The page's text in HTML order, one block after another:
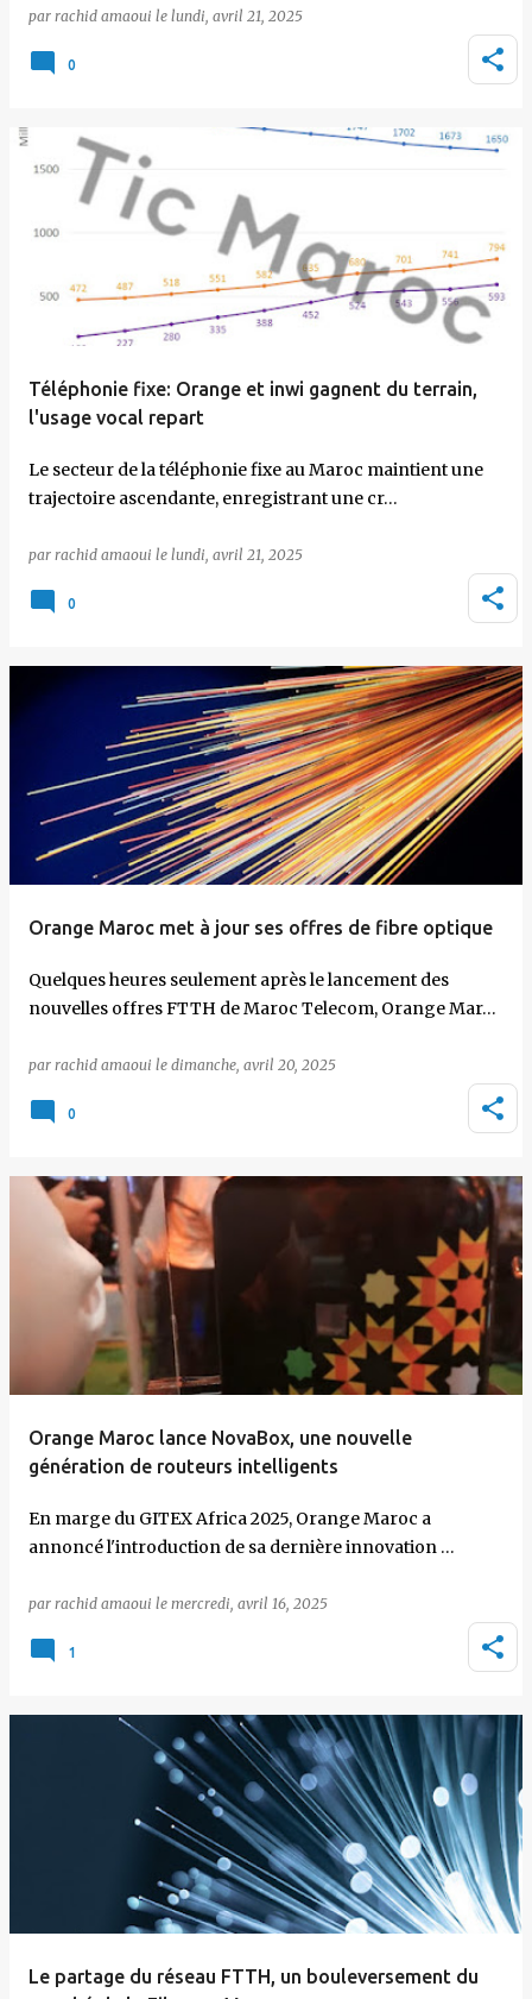
par rachid amaoui le lundi, avril 21, 2025
0
Téléphonie fixe: Orange et inwi gagnent du terrain,
l'usage vocal repart
Le secteur de la téléphonie fixe au Maroc maintient une
trajectoire ascendante, enregistrant une cr…
par rachid amaoui le lundi, avril 21, 2025
0
Orange Maroc met à jour ses offres de fibre optique
Quelques heures seulement après le lancement des
nouvelles offres FTTH de Maroc Telecom, Orange Mar…
par rachid amaoui le dimanche, avril 20, 2025
0
Orange Maroc lance NovaBox, une nouvelle
génération de routeurs intelligents
En marge du GITEX Africa 2025, Orange Maroc a
annoncé l'introduction de sa dernière innovation …
par rachid amaoui le mercredi, avril 16, 2025
1
Le partage du réseau FTTH, un bouleversement du